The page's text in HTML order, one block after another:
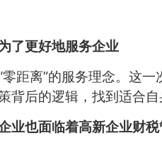
了更好地服务企业
零距离”的服务理念。这
背后的逻辑，找到适合
业也面临着高新企业财